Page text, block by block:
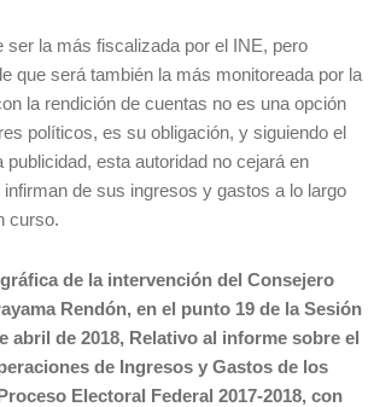
ser la más fiscalizada por el INE, pero
que será también la más monitoreada por la
la rendición de cuentas no es una opción
políticos, es su obligación, y siguiendo el
publicidad, esta autoridad no cejará en
de sus ingresos y gastos a lo largo
curso.
de la intervención del Consejero
Rendón, en el punto 19 de la Sesión
abril de 2018, Relativo al informe sobre el
de Ingresos y Gastos de los
Electoral Federal 2017-2018, con